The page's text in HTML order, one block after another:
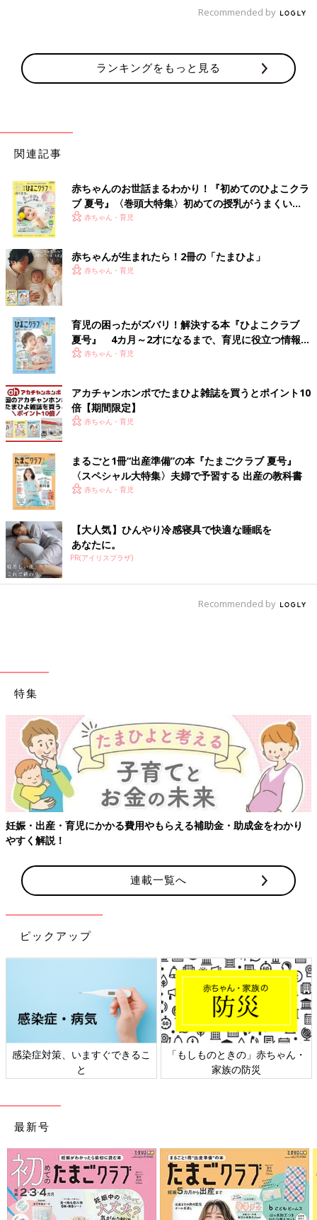
Recommended by
ランキングをもっと見る
関連記事
赤ちゃんのお世話まるわかり！『初めてのひよこクラ
ブ 夏号』〈巻頭大特集〉初めての授乳がうまくい
く！ おっぱい・ミルクの基本と夏のトラブル 解決テ
赤ちゃん・育児
赤ちゃんが生まれたら！2冊の「たまひよ」
赤ちゃん・育児
育児の困ったがズバリ！解決する本『ひよこクラブ
夏号』 4カ月～2才になるまで、育児に役立つ情報が
いっぱい！
赤ちゃん・育児
アカチャンホンポでたまひよ雑誌を買うとポイント10
倍【期間限定】
赤ちゃん・育児
まるごと1冊“出産準備”の本『たまごクラブ 夏号』
〈スペシャル大特集〉夫婦で予習する 出産の教科書
赤ちゃん・育児
【大人気】ひんやり冷感寝具で快適な睡眠を
あなたに。
PR(アイリスプラザ)
Recommended by
特集
【ワクチン接種できるものも】妊婦の感染症対策、知っておいて！
連載一覧へ
ピックアップ
日本外来小児科学会リーフレッ
ト検討会
六星占術 細木かおりさんの人生
相談
最新号